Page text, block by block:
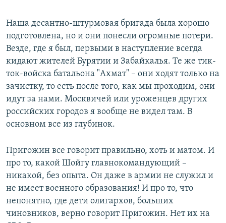
Наша десантно-штурмовая бригада была хорошо
подготовлена, но и они понесли огромные потери.
Везде, где я был, первыми в наступление всегда
кидают жителей Бурятии и Забайкалья. Те же тик-
ток-войска батальона "Ахмат" – они ходят только на
зачистку, то есть после того, как мы проходим, они
идут за нами. Москвичей или уроженцев других
российских городов я вообще не видел там. В
основном все из глубинок.
Пригожин все говорит правильно, хоть и матом. И
про то, какой Шойгу главнокомандующий –
никакой, без опыта. Он даже в армии не служил и
не имеет военного образования! И про то, что
непонятно, где дети олигархов, больших
чиновников, верно говорит Пригожин. Нет их на